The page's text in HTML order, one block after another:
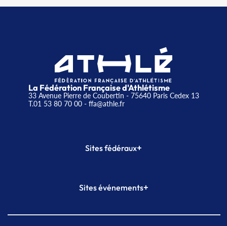
La Fédération Française d'Athlétisme
33 Avenue Pierre de Coubertin - 75640 Paris Cedex 13
T.01 53 80 70 00- ffa@athle.fr
Sites fédéraux+
Plateforme Formation
Sites événements+
Meeting de Paris indoor